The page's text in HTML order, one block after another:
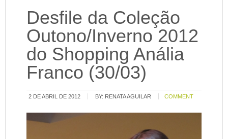
Desfile da Coleção
Outono/Inverno 2012
do Shopping Anália
Franco (30/03)
2 DE ABRIL DE 2012 BY: RENATA AGUILAR COMMENT